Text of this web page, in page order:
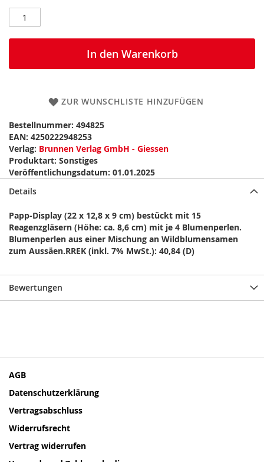
In den Warenkorb
ZUR WUNSCHLISTE HINZUFÜGEN
Bestellnummer: 494825
EAN: 4250222948253
Verlag: Brunnen Verlag GmbH - Giessen
Produktart: Sonstiges
Veröffentlichungsdatum: 01.01.2025
Details
Papp-Display (22 x 12,8 x 9 cm) bestückt mit 15
Reagenzgläsern (Höhe: ca. 8,6 cm) mit je 4 Blumenperlen.
Blumenperlen aus einer Mischung an Wildblumensamen
zum Aussäen.RREK (inkl. 7% MwSt.): 40,84 (D)
Bewertungen
AGB
Datenschutzerklärung
Vertragsabschluss
Widerrufsrecht
Vertrag widerrufen